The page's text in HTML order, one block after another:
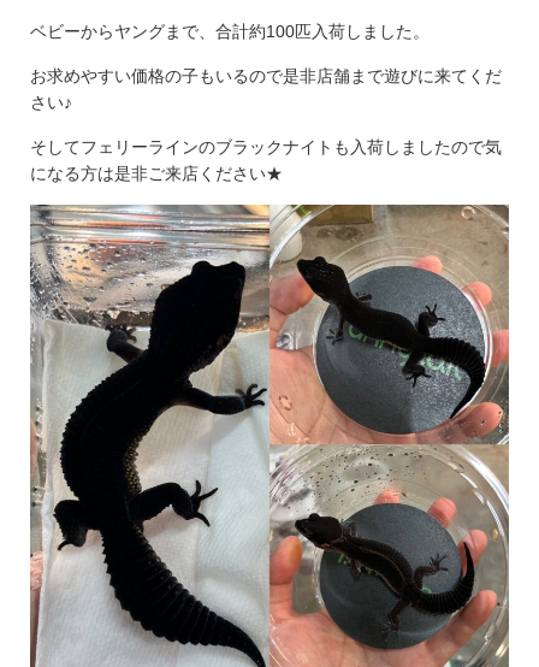
ベビーからヤングまで、合計約100匹入荷しました。
お求めやすい価格の子もいるので是非店舗まで遊びに来てくだ
さい♪
そしてフェリーラインのブラックナイトも入荷しましたので気
になる方は是非ご来店ください★